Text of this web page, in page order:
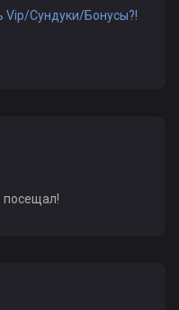
Vip/Сундуки/Бонусы?!
посещал!